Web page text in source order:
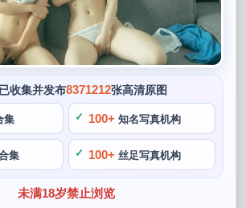
收集并发布8371212张高清原图
集 100+ 知名写真机构
集 100+ 丝足写真机构
未满18岁禁止浏览
15:24:33
635
正文
迎的cos博主，柳郁子化妆，这种宽泛的
才华和她依靠自己的能力创造多样性的精
意，她最近备受关注的cosplay作品就是A
cos的手游仙剑奇侠传角色“晏紫”，将角色
漓尽致。